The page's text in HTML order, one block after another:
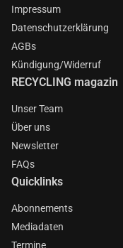
Impressum
Datenschutzerklärung
AGBs
Kündigung/Widerruf
RECYCLING magazin
Unser Team
Über uns
Newsletter
FAQs
Quicklinks
Abonnements
Mediadaten
Termine